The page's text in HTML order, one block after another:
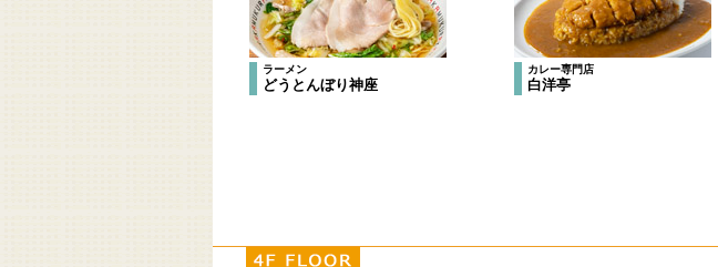
ラーメン
どうとんぼり神座
カレー専門店
白洋亭